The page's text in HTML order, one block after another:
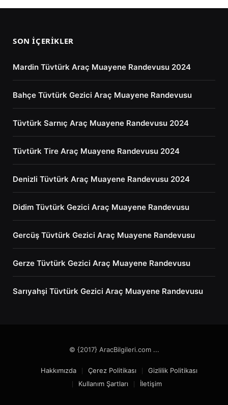
SON İÇERIKLER
Mardin Tüvtürk Araç Muayene Randevusu 2024
Bahçe Tüvtürk Gezici Araç Muayene Randevusu
Tüvtürk Sarnıç Araç Muayene Randevusu 2024
Tüvtürk Tire Araç Muayene Randevusu 2024
Denizli Tüvtürk Araç Muayene Randevusu 2024
Didim Tüvtürk Gezici Araç Muayene Randevusu
Gercüş Tüvtürk Gezici Araç Muayene Randevusu
Gerze Tüvtürk Gezici Araç Muayene Randevusu
Sarıyahşi Tüvtürk Gezici Araç Muayene Randevusu
© {2017} AracBilgileri.com ...
Hakkımızda Çerez Politikası
Gizlilik Politikası
Kullanım Şartları
İletişim